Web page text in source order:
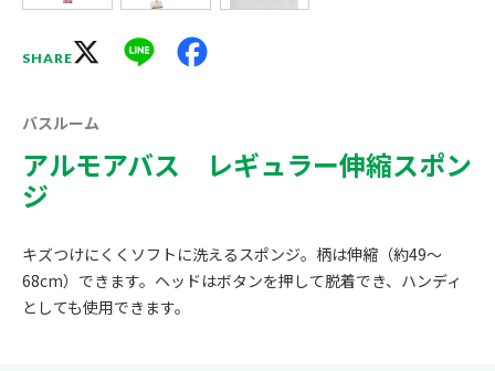
SHARE Line
バスルーム
アルモアバス レギュラー伸縮スポン
ジ
キズつけにくくソフトに洗えるスポンジ。柄は伸縮（約49～
68cm）できます。ヘッドはボタンを押して脱着でき、ハンディ
としても使用できます。